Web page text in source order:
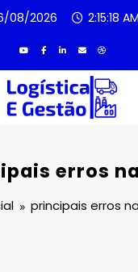
08/2026 2:15:18 AM
erros
principais erros